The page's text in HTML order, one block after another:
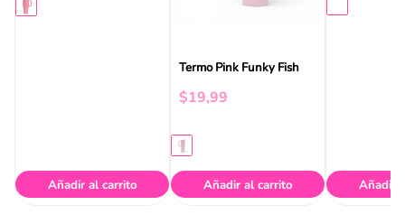
Añadir al carrito
Termo Pink Funky Fish
$19,99
Añadir al carrito Añadir